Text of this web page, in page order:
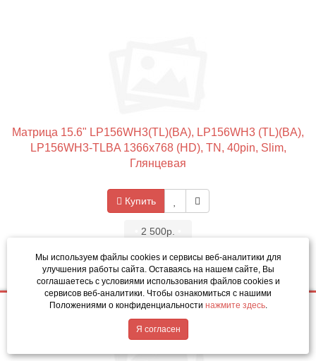
Матрица 15.6" LP156WH3(TL)(BA), LP156WH3 (TL)(BA),
LP156WH3-TLBA 1366x768 (HD), TN, 40pin, Slim,
Глянцевая
Купить
2 500р.
Код товара: 3560-01
2 500р.
Купить
Обратный звонок
Написать в MAX
Мы используем файлы cookies и сервисы веб-аналитики для
улучшения работы сайта. Оставаясь на нашем сайте, Вы
соглашаетесь с условиями использования файлов cookies и
сервисов веб-аналитики. Чтобы ознакомиться с нашими
Положениями о конфиденциальности нажмите здесь.
Я согласен